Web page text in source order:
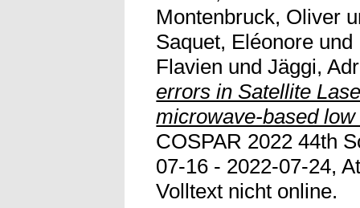
Montenbruck, Oliver
Saquet, Eléonore und
Flavien undJäggi,
errors in Satellite
microwave-based
COSPAR 2022 44th
07-16 - 2022-07-24,
Volltext nicht online.